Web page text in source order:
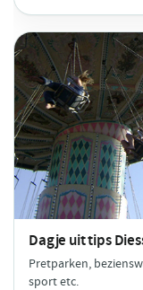
Dagje uit tips
Pretparken,
sport etc.